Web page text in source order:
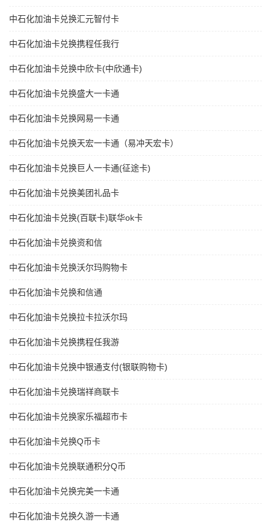
中石化加油卡兑换汇元智付卡
中石化加油卡兑换携程任我行
中石化加油卡兑换中欣卡(中欣通卡)
中石化加油卡兑换盛大一卡通
中石化加油卡兑换网易一卡通
中石化加油卡兑换天宏一卡通（易冲天宏卡）
中石化加油卡兑换巨人一卡通(征途卡)
中石化加油卡兑换美团礼品卡
中石化加油卡兑换(百联卡)联华ok卡
中石化加油卡兑换资和信
中石化加油卡兑换沃尔玛购物卡
中石化加油卡兑换和信通
中石化加油卡兑换拉卡拉沃尔玛
中石化加油卡兑换携程任我游
中石化加油卡兑换中银通支付(银联购物卡)
中石化加油卡兑换瑞祥商联卡
中石化加油卡兑换家乐福超市卡
中石化加油卡兑换Q币卡
中石化加油卡兑换联通积分Q币
中石化加油卡兑换完美一卡通
中石化加油卡兑换久游一卡通